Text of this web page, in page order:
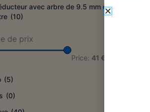
avec arbre de 9.5 mm de
(10)
de prix
Price: 41 €
(5)
(0)